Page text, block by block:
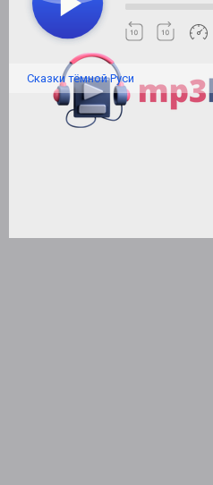
Сказки тёмной Руси